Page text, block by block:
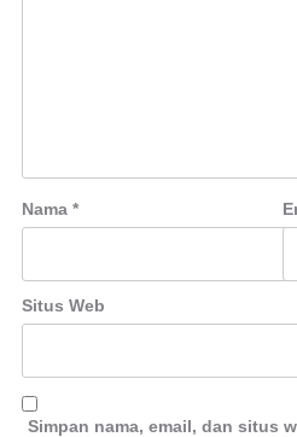
Nama *
Situs Web
Simpan nama, email, dan situs